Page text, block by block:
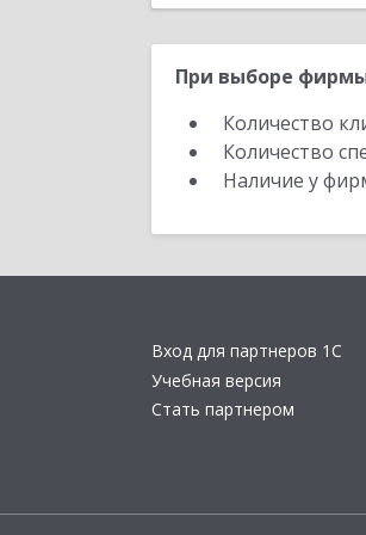
При выборе
Количество
Количество
Наличие у
Вход для партнеров 1С
Учебная версия
Стать партнером